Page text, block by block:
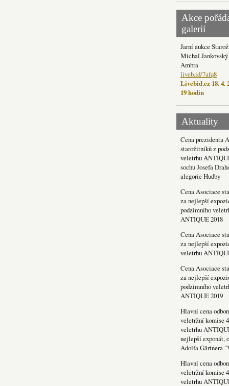
Akce
galerií
Jarní aukce
Michal
Ambra
liveb.id/7afq8
Livebid.cz 18. 4.
19 hodin
Aktuality
Cena prezidenta
starožitníků z
veletrhu
sochu Josefa
alegorie Hudby
Cena Asociace
za nejlepší
podzimního
ANTIQUE 2018
Cena Asociace
za nejlepší
veletrhu
Cena Asociace
za nejlepší
podzimního
ANTIQUE 2019
Hlavní cena
veletržní komise
veletrhu
nejlepší exponát,
Adolfa Gärtnera
Hlavní cena
veletržní komise
veletrhu